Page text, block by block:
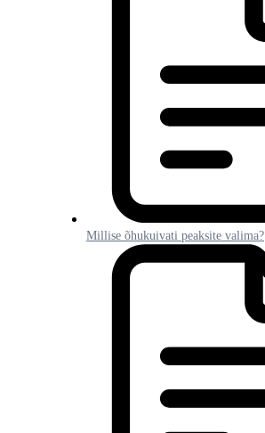
Millise õhukuivati peaksite valima?